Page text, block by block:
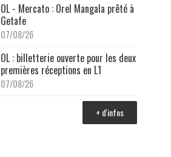
OL - Mercato : Orel Mangala prêté à
Getafe
07/08/26
OL : billetterie ouverte pour les deux
premières réceptions en L1
07/08/26
+ d'infos